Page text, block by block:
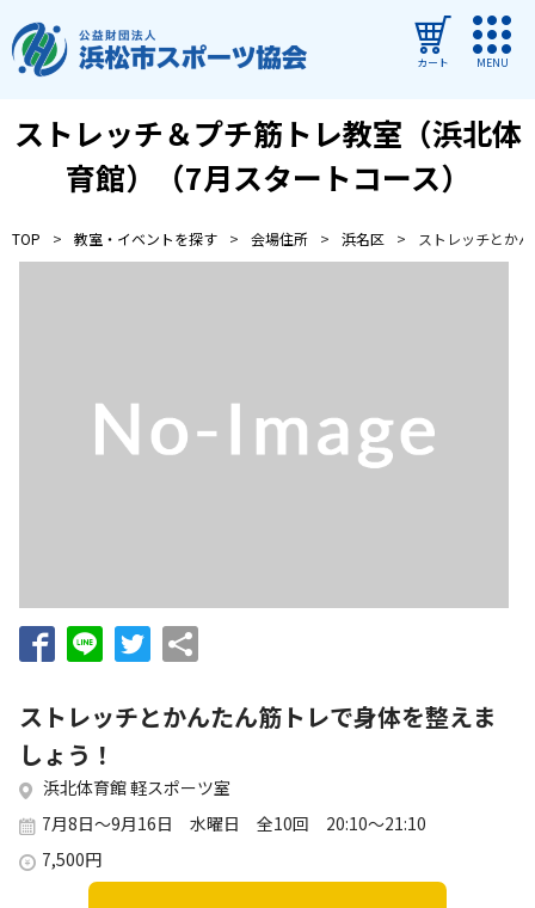
カート MENU
ログイン
教室・イベントを探す
ご利用ガイド
管理施設
教室・イベントからのお知らせ
浜松スポーツ協会に関する
メールフォームでのお問い合わせ
各教室・イベントページの問い合わせ先までお願いいたします。
ストレッチ＆プチ筋トレ教室（浜北体
育館）（7月スタートコース）
TOP 教室・イベントを探す 会場住所 浜名区 ストレッチとか
ストレッチとかんたん筋トレで身体を整えま
しょう！
浜北体育館 軽スポーツ室
7月8日～9月16日 水曜日 全10回 20:10～21:10
7,500円